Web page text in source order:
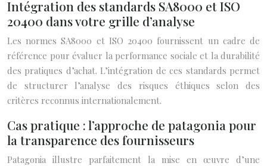
Intégration des standards SA8000 et ISO
20400 dans votre grille d’analyse
Les normes SA8000 et ISO 20400 fournissent un cadre de
référence pour évaluer la performance sociale et la durabilité
des pratiques d’achat. L’intégration de ces standards permet
de structurer l’analyse des risques éthiques selon des
critères reconnus internationalement.
Cas pratique : l’approche de patagonia pour
la transparence des fournisseurs
Patagonia illustre parfaitement la mise en œuvre d’une